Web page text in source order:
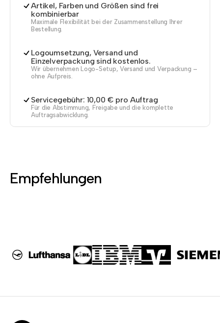
Artikel, Farben und Größen sind frei
kombinierbar
Maximale Flexibilität bei der Zusammenstellung Ihrer
Bestellung.
Logoumsetzung, Versand und
Einzelverpackung sind kostenlos.
Wir übernehmen Logo-Setup, Versand und Verpackung –
ohne Aufpreis.
Servicegebühr: 10,00 € pro Auftrag
Für die Abstimmung, Freigabe und die komplette
Auftragsabwicklung.
Empfehlungen